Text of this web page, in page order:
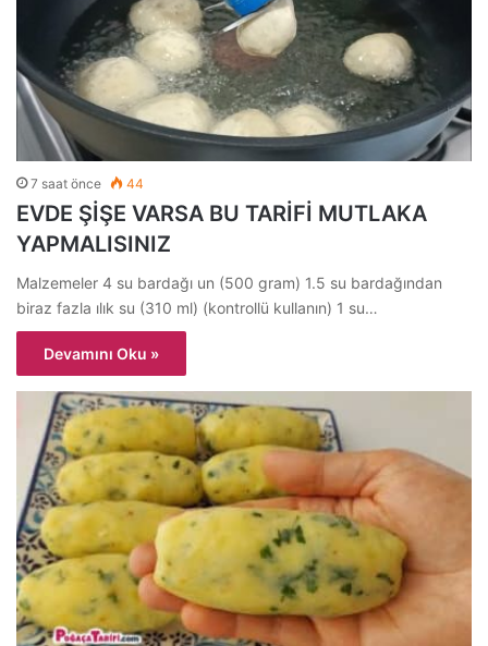
7 saat önce 44
EVDE ŞİŞE VARSA BU TARİFİ MUTLAKA
YAPMALISINIZ
Malzemeler 4 su bardağı un (500 gram) 1.5 su bardağından
biraz fazla ılık su (310 ml) (kontrollü kullanın) 1 su…
Devamını Oku »